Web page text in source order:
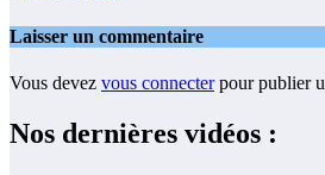
Laisser un commentaire
Vous devez vous connecterpour publier
Nos dernières vidéos :